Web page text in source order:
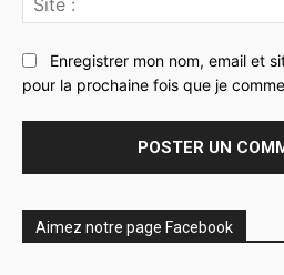
Enregistrer mon nom, email et
pour la prochaine fois que je
Aimez notre page Facebook